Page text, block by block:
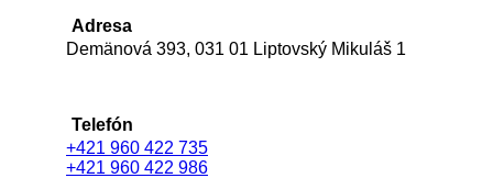
Adresa
Demänová 393, 031 01 Liptovský Mikuláš 1
Telefón
+421 960 422 735
+421 960 422 986